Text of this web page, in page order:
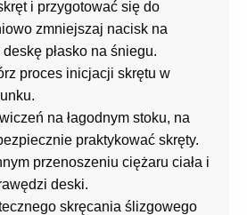
i przygotować się do
zmniejszaj nacisk na
deskę płasko na śniegu.
proces inicjacji skrętu w
na łagodnym stoku, na
praktykować skręty.
przenoszeniu ciężaru ciała i
deski.
skręcania ślizgowego